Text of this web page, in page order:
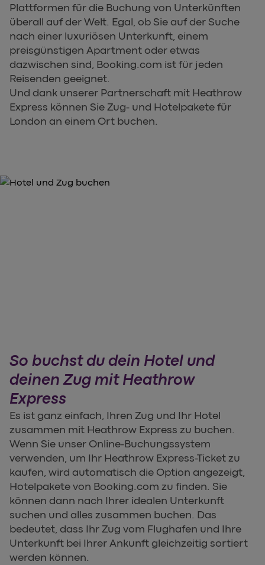
Plattformen für die Buchung von Unterkünften
überall auf der Welt. Egal, ob Sie auf der Suche
nach einer luxuriösen Unterkunft, einem
preisgünstigen Apartment oder etwas
dazwischen sind, Booking.com ist für jeden
Reisenden geeignet.
Und dank unserer Partnerschaft mit Heathrow
Express können Sie Zug- und Hotelpakete für
London an einem Ort buchen.
So buchst du dein Hotel und
deinen Zug mit Heathrow
Express
Es ist ganz einfach, Ihren Zug und Ihr Hotel
zusammen mit Heathrow Express zu buchen.
Wenn Sie unser Online-Buchungssystem
verwenden, um Ihr Heathrow Express-Ticket zu
kaufen, wird automatisch die Option angezeigt,
Hotelpakete von Booking.com zu finden. Sie
können dann nach Ihrer idealen Unterkunft
suchen und alles zusammen buchen. Das
bedeutet, dass Ihr Zug vom Flughafen und Ihre
Unterkunft bei Ihrer Ankunft gleichzeitig sortiert
werden können.